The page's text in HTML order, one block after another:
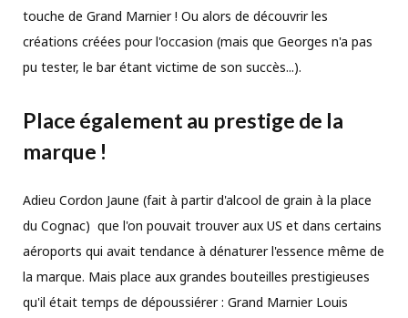
touche de Grand Marnier ! Ou alors de découvrir les
créations créées pour l'occasion (mais que Georges n'a pas
pu tester, le bar étant victime de son succès...).
Place également au prestige de la
marque !
Adieu Cordon Jaune (fait à partir d'alcool de grain à la place
du Cognac) que l'on pouvait trouver aux US et dans certains
aéroports qui avait tendance à dénaturer l'essence même de
la marque. Mais place aux grandes bouteilles prestigieuses
qu'il était temps de dépoussiérer : Grand Marnier Louis